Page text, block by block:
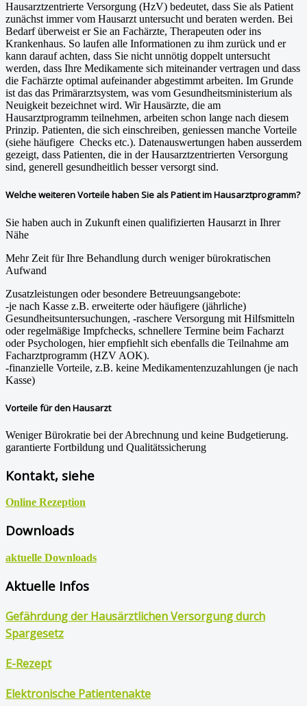
Hausarztzentrierte Versorgung (HzV) bedeutet, dass Sie als Patient
zunächst immer vom Hausarzt untersucht und beraten werden. Bei
Bedarf überweist er Sie an Fachärzte, Therapeuten oder ins
Krankenhaus. So laufen alle Informationen zu ihm zurück und er
kann darauf achten, dass Sie nicht unnötig doppelt untersucht
werden, dass Ihre Medikamente sich miteinander vertragen und dass
die Fachärzte optimal aufeinander abgestimmt arbeiten. Im Grunde
ist das das Primärarztsystem, was vom Gesundheitsministerium als
Neuigkeit bezeichnet wird. Wir Hausärzte, die am
Hausarztprogramm teilnehmen, arbeiten schon lange nach diesem
Prinzip. Patienten, die sich einschreiben, geniessen manche Vorteile
(siehe häufigere Checks etc.). Datenauswertungen haben ausserdem
gezeigt, dass Patienten, die in der Hausarztzentrierten Versorgung
sind, generell gesundheitlich besser versorgt sind.
Welche weiteren Vorteile haben Sie als Patient im Hausarztprogramm?
Sie haben auch in Zukunft einen qualifizierten Hausarzt in Ihrer
Nähe
Mehr Zeit für Ihre Behandlung durch weniger bürokratischen
Aufwand
Zusatzleistungen oder besondere Betreuungsangebote:
-je nach Kasse z.B. erweiterte oder häufigere (jährliche)
Gesundheitsuntersuchungen, -raschere Versorgung mit Hilfsmitteln
oder regelmäßige Impfchecks, schnellere Termine beim Facharzt
oder Psychologen, hier empfiehlt sich ebenfalls die Teilnahme am
Facharztprogramm (HZV AOK).
-finanzielle Vorteile, z.B. keine Medikamentenzuzahlungen (je nach
Kasse)
Vorteile für den Hausarzt
Weniger Bürokratie bei der Abrechnung und keine Budgetierung.
garantierte Fortbildung und Qualitätssicherung
Kontakt, siehe
Online Rezeption
Downloads
aktuelle Downloads
Aktuelle Infos
Gefährdung der Hausärztlichen Versorgung durch
Spargesetz
E-Rezept
Elektronische Patientenakte